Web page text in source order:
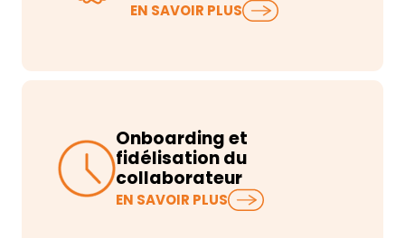
EN SAVOIR PLUS
Onboarding et
fidélisation du
collaborateur
EN SAVOIR PLUS